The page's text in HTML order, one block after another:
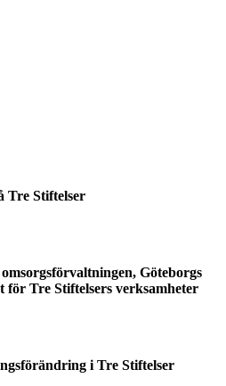
Tre Stiftelser
Göteborgs
för Tre Stiftelsers verksamheter
i Tre Stiftelser